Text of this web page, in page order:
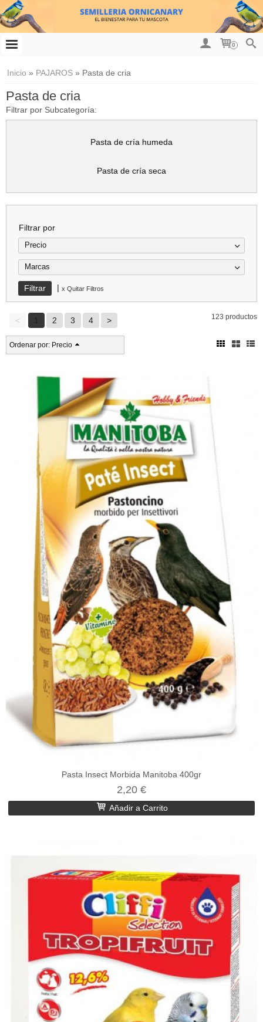
0
Inicio » PAJAROS » Pasta de cria
Pasta de cria
Filtrar por Subcategoría:
Pasta de cría humeda
Pasta de cría seca
Filtrar por
Precio
Marcas
x Quitar Filtros
< 2 3 4 > 123 productos
Ordenar por: Precio
Pasta Insect Morbida Manitoba 400gr
2,20 €
Añadir a Carrito